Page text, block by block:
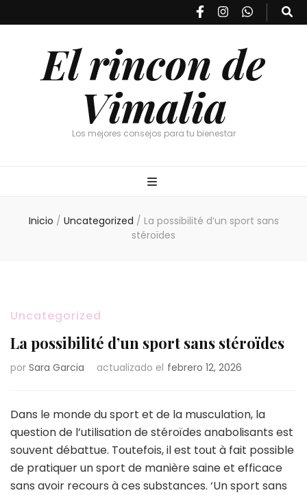
El rincon de
Vimalia
Los mejores consejos para tu bienestar
Inicio / Uncategorized / La possibilité d’un sport sans
stéroïdes
Uncategorized
La possibilité d’un sport sans stéroïdes
por Sara Garcia actualizado el febrero 12, 2026
Dans le monde du sport et de la musculation, la
question de l’utilisation de stéroïdes anabolisants est
souvent débattue. Toutefois, il est tout à fait possible
de pratiquer un sport de manière saine et efficace
sans avoir recours à ces substances. ‘Un sport sans